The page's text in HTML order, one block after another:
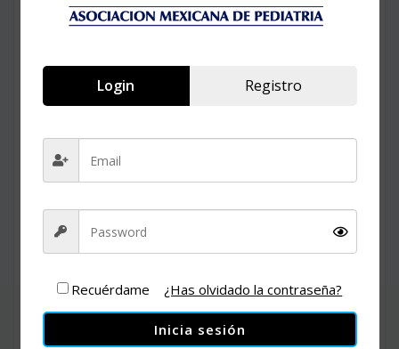
Login Registro
Recuérdame ¿Has olvidado la contraseña?
Inicia sesión